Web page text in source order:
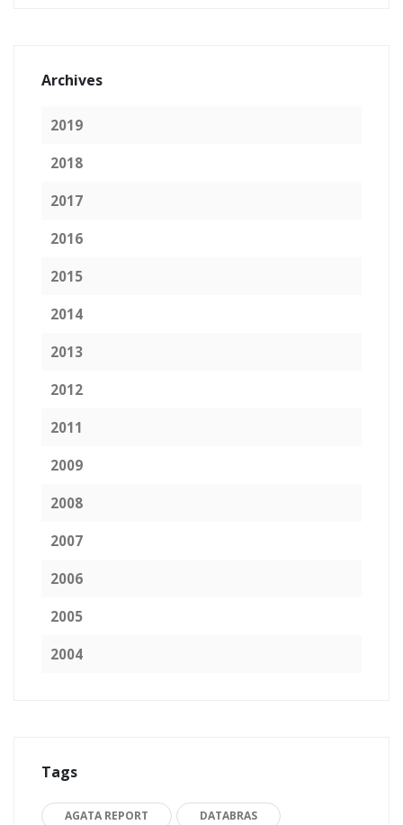
Archives
2019
2018
2017
2016
2015
2014
2013
2012
2011
2009
2008
2007
2006
2005
2004
Tags
AGATA REPORT DATABRAS